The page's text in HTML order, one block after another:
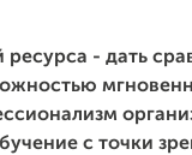
ресурса - дать
с точки